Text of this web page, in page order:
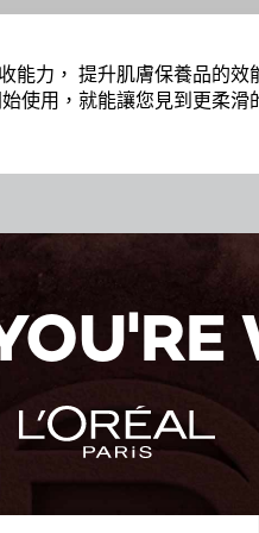
能力， 提升肌膚保養品的
使用，就能讓您見到更柔滑